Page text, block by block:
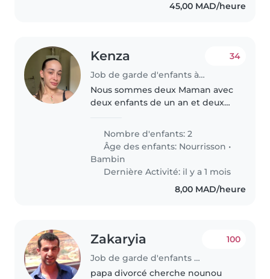
45,00 MAD/heure
Kenza
Job de garde d'enfants à Marrakech
34
Nous sommes deux Maman avec
deux enfants de un an et deux
beaucoup d'énergie, mes très
calme Nous avons besoin juste
d'une nounou pour rester à la
piscine..
Nombre d'enfants: 2
Âge des enfants: Nourrisson •
Bambin
Dernière Activité: il y a 1 mois
8,00 MAD/heure
Zakaryia
Job de garde d'enfants à Marrakech
100
papa divorcé cherche nounou